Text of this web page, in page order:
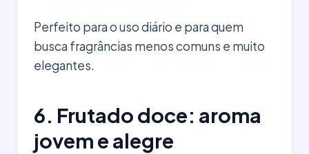
Perfeito para o uso diário e para quem
busca fragrâncias menos comuns e muito
elegantes.
6. Frutado doce: aroma
jovem e alegre